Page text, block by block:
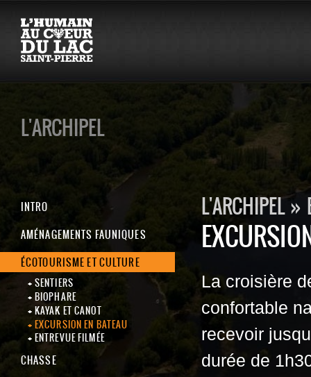
L'ARCHIPEL
INTRO
AMÉNAGEMENTS FAUNIQUES
ÉCOTOURISME ET CULTURE
SENTIERS
BIOPHARE
KAYAK ET CANOT
EXCURSION EN BATEAU
ENTREVUE FILMÉE
CHASSE
L'ARCHIPEL »
La croisière
confortable
recevoir
durée de